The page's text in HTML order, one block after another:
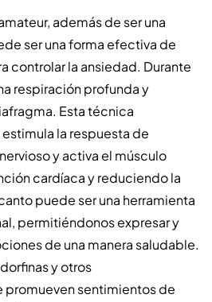
además de ser una
ser una forma efectiva de
controlar la ansiedad. Durante
respiración profunda y
Esta técnica
la respuesta de
y activa el músculo
cardíaca y reduciendo la
puede ser una herramienta
permitiéndonos expresar y
de una manera saludable.
y otros
promueven sentimientos de